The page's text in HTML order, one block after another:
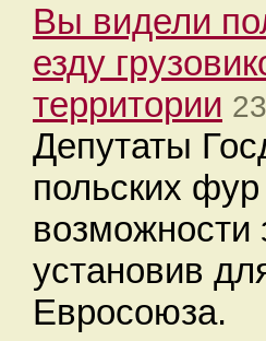
Вы видели
езду
территории
Депутаты
польских
возможности
установив
Евросоюза.